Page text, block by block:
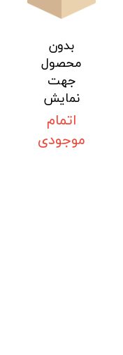
بدون
محصول
جهت
نمایش
اتمام
موجودی